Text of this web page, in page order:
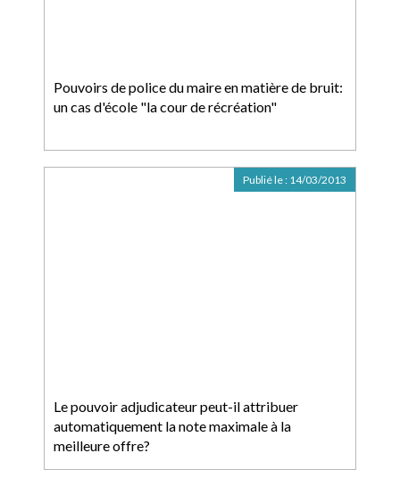
Pouvoirs de police du maire en matière de bruit:
un cas d'école "la cour de récréation"
Le pouvoir adjudicateur peut-il attribuer
automatiquement la note maximale à la
meilleure offre?
Publié le : 14/03/2013